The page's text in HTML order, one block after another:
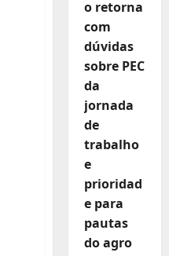
o retorna
com
dúvidas
sobre PEC
da
jornada
de
trabalho
e
prioridad
e para
pautas
do agro